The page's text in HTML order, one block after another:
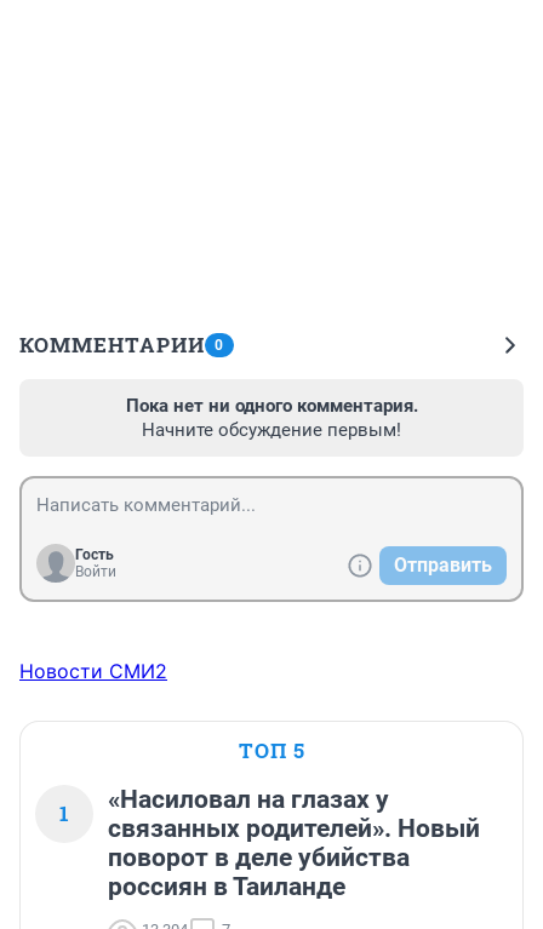
КОММЕНТАРИИ 0
Пока нет ни одного комментария.
Начните обсуждение первым!
Гость
Войти
Отправить
Новости СМИ2
ТОП 5
1
«Насиловал на глазах у
связанных родителей». Новый
поворот в деле убийства
россиян в Таиланде